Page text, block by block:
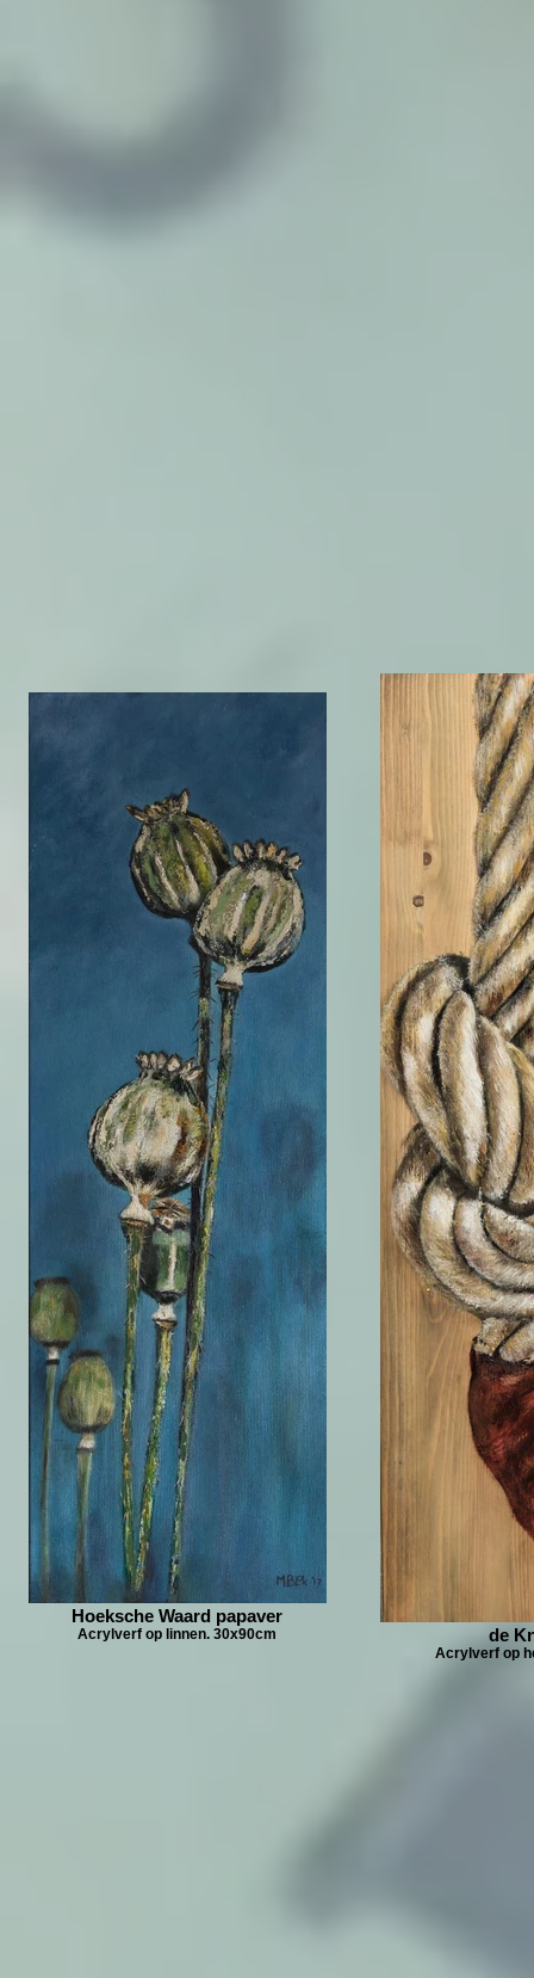
Hoeksche Waard papaver
Acrylverf op linnen. 30x90cm de
Acrylverf op